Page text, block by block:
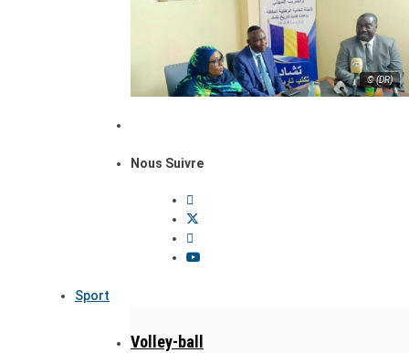
© (DR)
Nous Suivre
Sport
Volley-ball